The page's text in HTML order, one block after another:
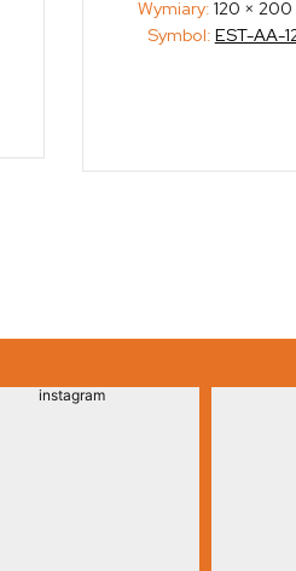
Wymiary: 120 × 200
Symbol: EST-AA-